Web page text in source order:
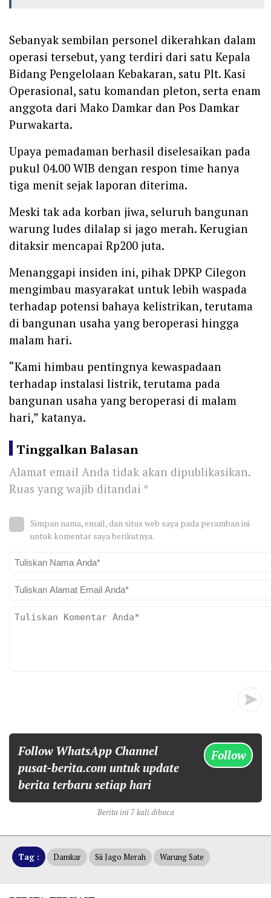
Sebanyak sembilan personel dikerahkan dalam
operasi tersebut, yang terdiri dari satu Kepala
Bidang Pengelolaan Kebakaran, satu Plt. Kasi
Operasional, satu komandan pleton, serta enam
anggota dari Mako Damkar dan Pos Damkar
Purwakarta.
Upaya pemadaman berhasil diselesaikan pada
pukul 04.00 WIB dengan respon time hanya
tiga menit sejak laporan diterima.
Meski tak ada korban jiwa, seluruh bangunan
warung ludes dilalap si jago merah. Kerugian
ditaksir mencapai Rp200 juta.
Menanggapi insiden ini, pihak DPKP Cilegon
mengimbau masyarakat untuk lebih waspada
terhadap potensi bahaya kelistrikan, terutama
di bangunan usaha yang beroperasi hingga
malam hari.
“Kami himbau pentingnya kewaspadaan
terhadap instalasi listrik, terutama pada
bangunan usaha yang beroperasi di malam
hari,” katanya.
Tinggalkan Balasan
Alamat email Anda tidak akan dipublikasikan.
Ruas yang wajib ditandai *
Simpan nama, email, dan situs web saya pada peramban ini
untuk komentar saya berikutnya.
Follow WhatsApp Channel
pusat-berita.com untuk update
berita terbaru setiap hari
Follow
Berita ini 7 kali dibaca
Tag : Damkar Sii Jago Merah Warung Sate